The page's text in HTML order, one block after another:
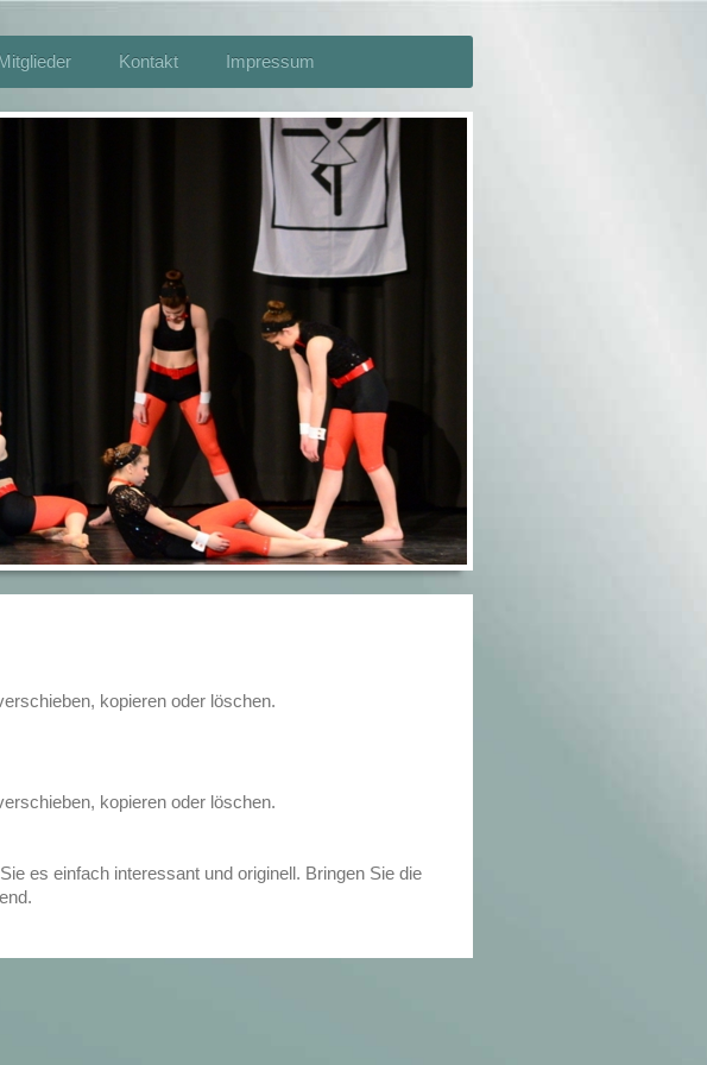
Kontakt Impressum
kopieren oder löschen.
kopieren oder löschen.
es einfach interessant und originell. Bringen Sie die